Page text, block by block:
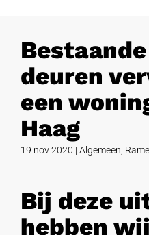
deuren
een
Haag
19 nov 2020 | Algemeen
Bij deze
hebben